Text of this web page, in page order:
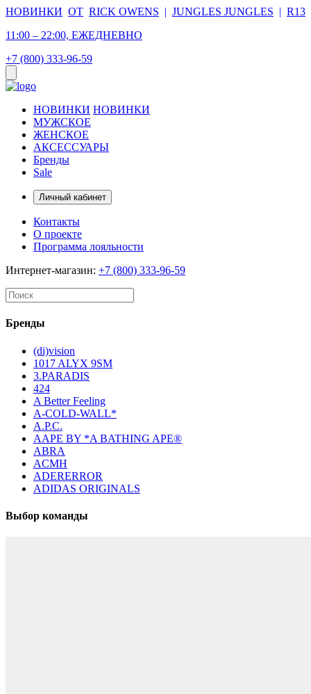
НОВИНКИ ОТ RICK OWENS | JUNGLES JUNGLES | R13
11:00 – 22:00, ЕЖЕДНЕВНО
+7 (800) 333-96-59
НОВИНКИ НОВИНКИ
МУЖСКОЕ
ЖЕНСКОЕ
АКСЕССУАРЫ
Бренды
Sale
Личный кабинет
Контакты
О проекте
Программа лояльности
Интернет-магазин: +7 (800) 333-96-59
Бренды
(di)vision
1017 ALYX 9SM
3.PARADIS
424
A Better Feeling
A-COLD-WALL*
A.P.C.
AAPE BY *A BATHING APE®
ABRA
ACMH
ADERERROR
ADIDAS ORIGINALS
Выбор команды